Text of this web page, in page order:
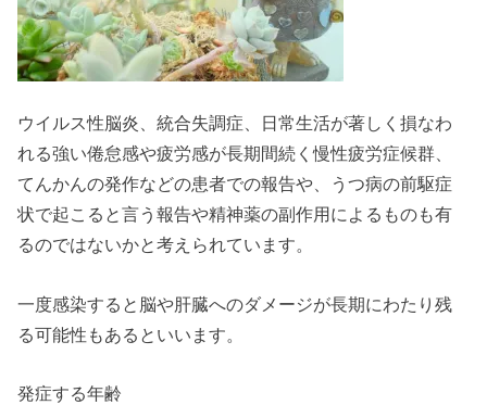
ウイルス性脳炎、統合失調症、日常生活が著しく損なわ
れる強い倦怠感や疲労感が長期間続く慢性疲労症候群、
てんかんの発作などの患者での報告や、うつ病の前駆症
状で起こると言う報告や精神薬の副作用によるものも有
るのではないかと考えられています。
一度感染すると脳や肝臓へのダメージが長期にわたり残
る可能性もあるといいます。
発症する年齢